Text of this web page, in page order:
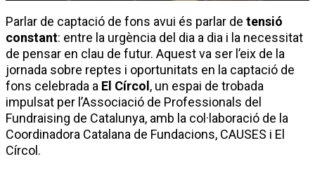
Parlar de captació de fons avui és parlar de tensió
constant: entre la urgència del dia a dia i la necessitat
de pensar en clau de futur. Aquest va ser l’eix de la
jornada sobre reptes i oportunitats en la captació de
fons celebrada a El Círcol , un espai de trobada
impulsat per l’Associació de Professionals del
Fundraising de Catalunya, amb la col·laboració de la
Coordinadora Catalana de Fundacions, CAUSES i El
Círcol.